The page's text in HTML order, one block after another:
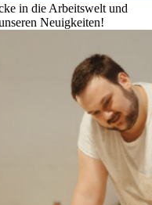
in die Arbeitswelt und
Neuigkeiten!